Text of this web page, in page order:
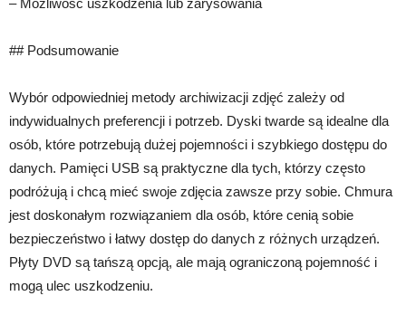
– Możliwość uszkodzenia lub zarysowania
## Podsumowanie
Wybór odpowiedniej metody archiwizacji zdjęć zależy od
indywidualnych preferencji i potrzeb. Dyski twarde są idealne dla
osób, które potrzebują dużej pojemności i szybkiego dostępu do
danych. Pamięci USB są praktyczne dla tych, którzy często
podróżują i chcą mieć swoje zdjęcia zawsze przy sobie. Chmura
jest doskonałym rozwiązaniem dla osób, które cenią sobie
bezpieczeństwo i łatwy dostęp do danych z różnych urządzeń.
Płyty DVD są tańszą opcją, ale mają ograniczoną pojemność i
mogą ulec uszkodzeniu.